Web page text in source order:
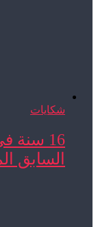
شكايات
16 سنة في
السابق